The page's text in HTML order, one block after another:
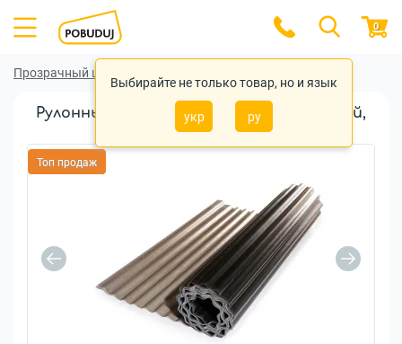
Выбирайте не только товар, но и язык
укр ру
0
Прозрачный шифер
Рулонный шифер Elyplast 2,5м бронзовый,
волна
Топ продаж